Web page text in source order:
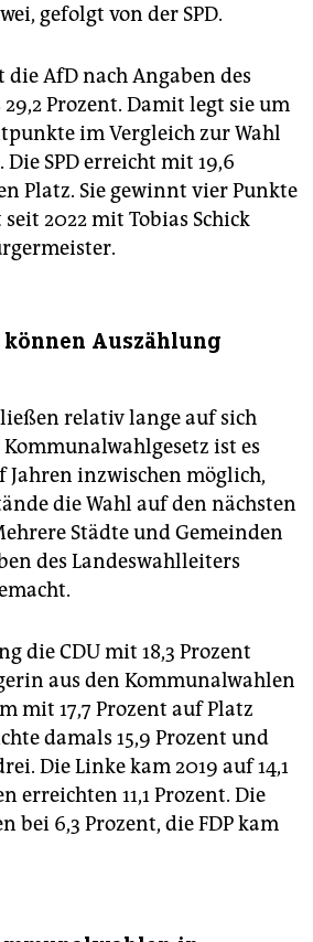
gefolgt von der SPD.
AfD nach Angaben des
Prozent. Damit legt sie um
im Vergleich zur Wahl
SPD erreicht mit 19,6
Platz. Sie gewinnt vier Punkte
2022 mit Tobias Schick
Auszählung
relativ lange auf sich
ist es
Jahren inzwischen möglich,
die Wahl auf den nächsten
Städte und Gemeinden
des Landeswahlleiters
die CDU mit 18,3 Prozent
aus den Kommunalwahlen
mit 17,7 Prozent auf Platz
damals 15,9 Prozent und
Die Linke kam 2019 auf 14,1
erreichten 11,1 Prozent. Die
bei 6,3 Prozent, die FDP kam